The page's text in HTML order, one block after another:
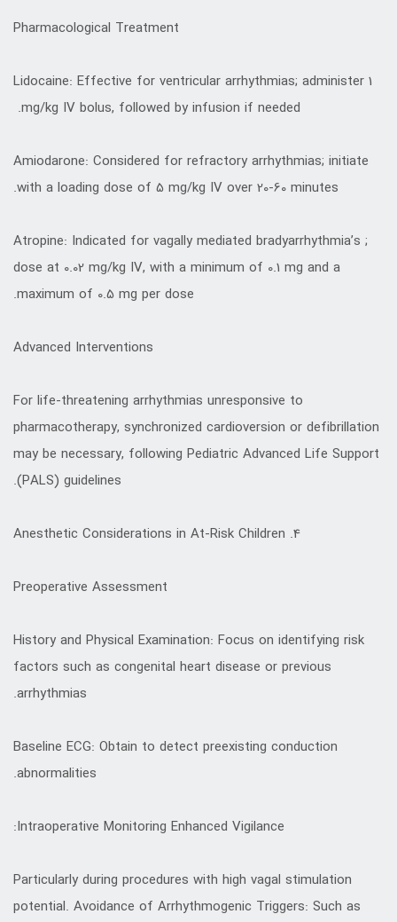
Pharmacological Treatment
Lidocaine: Effective for ventricular arrhythmias; administer 1
mg/kg IV bolus, followed by infusion if needed.
Amiodarone: Considered for refractory arrhythmias; initiate
with a loading dose of 5 mg/kg IV over 20-60 minutes.
Atropine: Indicated for vagally mediated bradyarrhythmia’s ;
dose at 0.02 mg/kg IV, with a minimum of 0.1 mg and a
maximum of 0.5 mg per dose.
Advanced Interventions
For life-threatening arrhythmias unresponsive to
pharmacotherapy, synchronized cardioversion or defibrillation
may be necessary, following Pediatric Advanced Life Support
(PALS) guidelines.
4. Anesthetic Considerations in At-Risk Children
Preoperative Assessment
History and Physical Examination: Focus on identifying risk
factors such as congenital heart disease or previous
arrhythmias.
Baseline ECG: Obtain to detect preexisting conduction
abnormalities.
Intraoperative Monitoring Enhanced Vigilance:
Particularly during procedures with high vagal stimulation
potential. Avoidance of Arrhythmogenic Triggers: Such as